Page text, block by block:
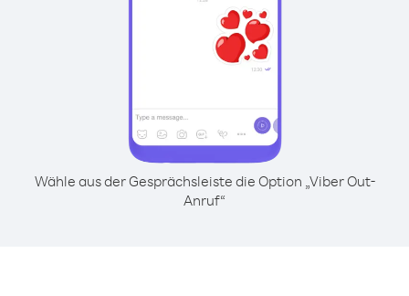
Wähle aus der Gesprächsleiste die Option „Viber Out-
Anruf“